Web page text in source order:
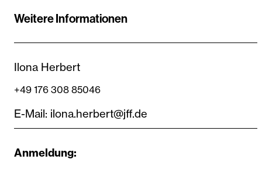
Weitere Informationen
Ilona Herbert
+49 176 308 85046
E-Mail: ilona.herbert@jff.de
Anmeldung: